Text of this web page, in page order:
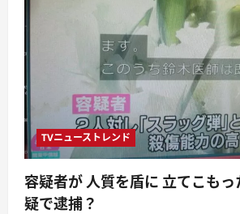
TVニューストレンド
容疑者が 人質を盾に 立てこも
疑で逮捕？